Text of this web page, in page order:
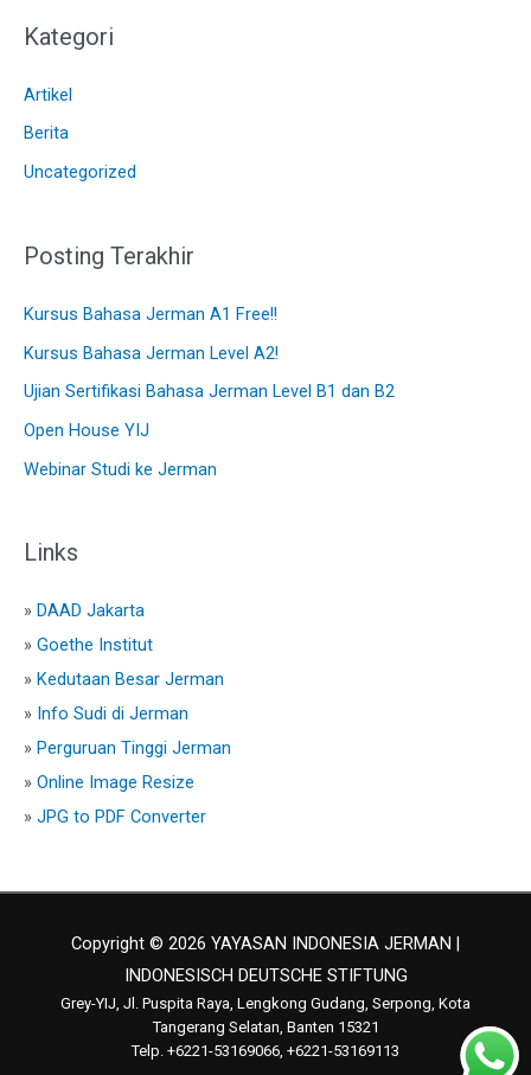
Kategori
Artikel
Berita
Uncategorized
Posting Terakhir
Kursus Bahasa Jerman A1 Free!!
Kursus Bahasa Jerman Level A2!
Ujian Sertifikasi Bahasa Jerman Level B1 dan B2
Open House YIJ
Webinar Studi ke Jerman
Links
» DAAD Jakarta
» Goethe Institut
» Kedutaan Besar Jerman
» Info Sudi di Jerman
» Perguruan Tinggi Jerman
» Online Image Resize
» JPG to PDF Converter
Copyright © 2026 YAYASAN INDONESIA JERMAN |
INDONESISCH DEUTSCHE STIFTUNG
Grey-YIJ, Jl. Puspita Raya, Lengkong Gudang, Serpong, Kota
Tangerang Selatan, Banten 15321
Telp. +6221-53169066, +6221-53169113